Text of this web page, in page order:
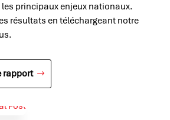
principaux enjeux nationaux.
résultats en téléchargeant notre
rapport